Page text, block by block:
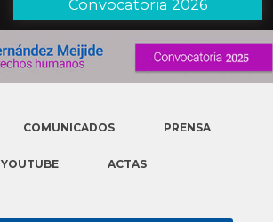
Convocatoria 2026
COMUNICADOS PRENSA
YOUTUBE ACTAS